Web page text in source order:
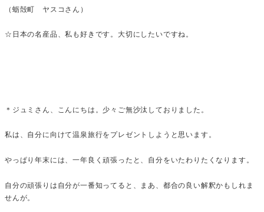
（蛎殻町 ヤスコさん）
☆日本の名産品、私も好きです。大切にしたいですね。
＊ジュミさん、こんにちは。少々ご無沙汰しておりました。
私は、自分に向けて温泉旅行をプレゼントしようと思います。
やっぱり年末には、一年良く頑張ったと、自分をいたわりたくなります。
自分の頑張りは自分が一番知ってると、まあ、都合の良い解釈かもしれま
せんが。